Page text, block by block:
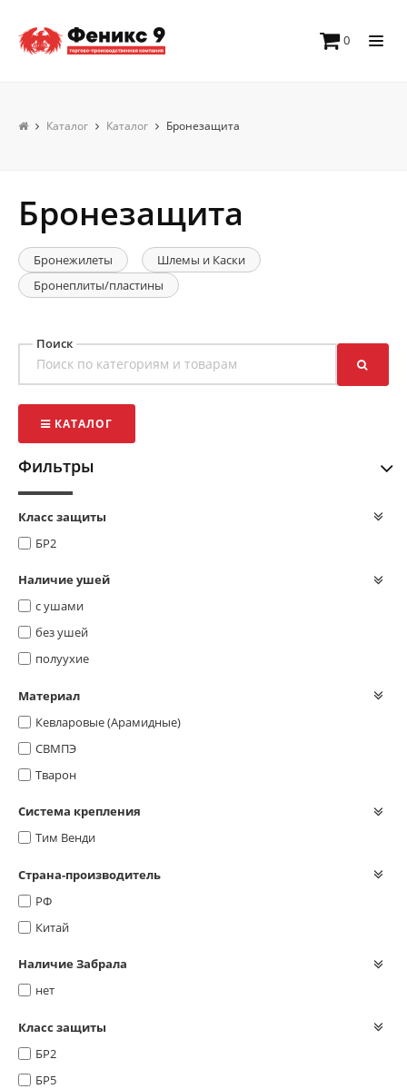
0
Каталог Каталог Бронезащита
Бронезащита
Бронежилеты
Шлемы и Каски
Бронеплиты/пластины
Поиск
КАТАЛОГ
Фильтры
Класс защиты
БР2
Наличие ушей
с ушами
без ушей
полуухие
Материал
Кевларовые (Арамидные)
СВМПЭ
Тварон
Система крепления
Тим Венди
Страна-производитель
РФ
Китай
Наличие Забрала
нет
Класс защиты
БР2
БР5